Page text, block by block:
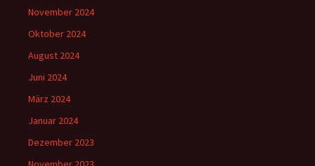
November 2024
Oktober 2024
August 2024
Juni 2024
März 2024
Januar 2024
Dezember 2023